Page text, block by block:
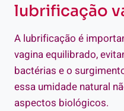
lubrificação
A lubrificação é
vagina equilibrado,
bactérias e o
essa umidade natural
aspectos biológicos.